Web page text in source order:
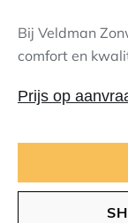
Bij Veldman
comfort en
Prijs op